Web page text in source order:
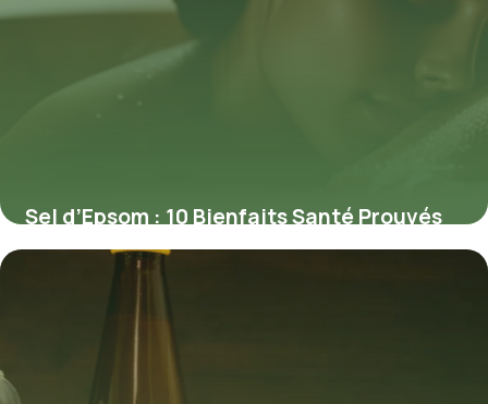
Sel d’Epsom : 10 Bienfaits Santé Prouvés
7 mai 2026